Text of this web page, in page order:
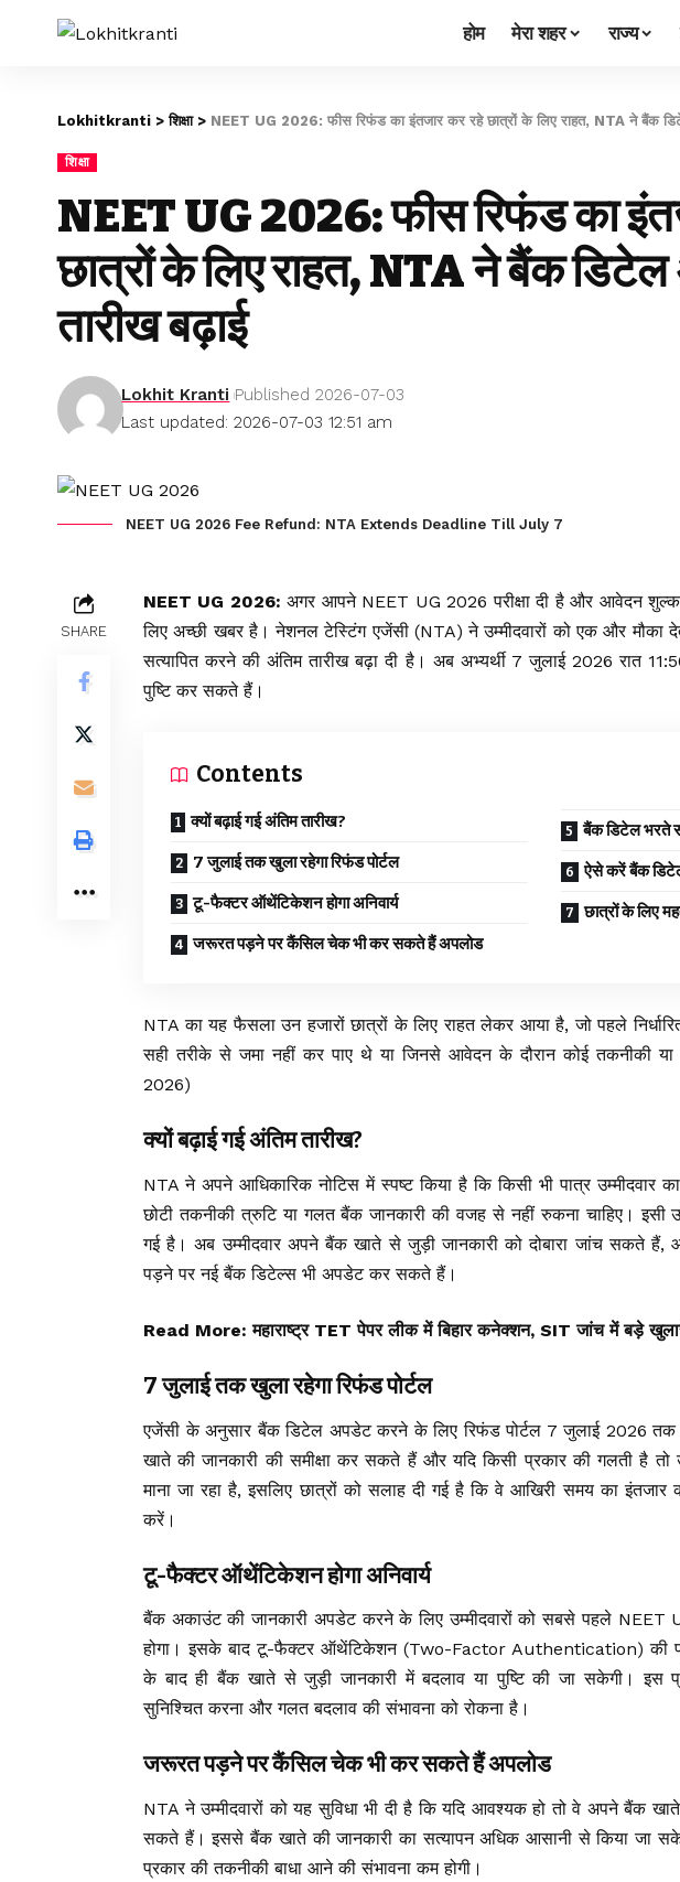
होम मेरा शहर राज्य
Lokhitkranti >शिक्षा> NEET UG 2026: फीस रिफंड का इंतजार कर रहे छात्रों के लिए राहत, NTA ने बैंक
शिक्षा
NEET UG 2026: फीस रिफंड का
छात्रों के लिए राहत, NTA ने बैंक
तारीख बढ़ाई
Last updated: 2026-07-03 12:51 am
Lokhit Kranti Published 2026-07-03
NEET UG 2026 Fee Refund: NTA Extends Deadline Till July 7
SHARE
NEET UG 2026: अगर आपने NEET UG 2026 परीक्षा दी है और आवेदन
लिए अच्छी खबर है। नेशनल टेस्टिंग एजेंसी (NTA) ने उम्मीदवारों को एक और मौका
सत्यापित करने की अंतिम तारीख बढ़ा दी है। अब अभ्यर्थी 7 जुलाई 2026 रात
पुष्टि कर सकते हैं।
Contents
क्यों बढ़ाई गई अंतिम तारीख?
7 जुलाई तक खुला रहेगा रिफंड पोर्टल
टू-फैक्टर ऑथेंटिकेशन होगा अनिवार्य
जरूरत पड़ने पर कैंसिल चेक भी कर सकते हैं अपलोड
बैंक डिटेल भरते
ऐसे करें बैंक
छात्रों के लिए
NTA का यह फैसला उन हजारों छात्रों के लिए राहत लेकर आया है, जो पहले
सही तरीके से जमा नहीं कर पाए थे या जिनसे आवेदन के दौरान कोई तकनीकी या
2026)
क्यों बढ़ाई गई अंतिम तारीख?
NTA ने अपने आधिकारिक नोटिस में स्पष्ट किया है कि किसी भी पात्र
छोटी तकनीकी त्रुटि या गलत बैंक जानकारी की वजह से नहीं रुकना चाहिए। इसी
गई है। अब उम्मीदवार अपने बैंक खाते से जुड़ी जानकारी को दोबारा जांच
पड़ने पर नई बैंक डिटेल्स भी अपडेट कर सकते हैं।
Read More:महाराष्ट्र TET पेपर लीक में बिहार कनेक्शन, SIT जांच में बड़े
7 जुलाई तक खुला रहेगा रिफंड पोर्टल
एजेंसी के अनुसार बैंक डिटेल अपडेट करने के लिए रिफंड पोर्टल 7 जुलाई 2026 तक
खाते की जानकारी की समीक्षा कर सकते हैं और यदि किसी प्रकार की गलती है
माना जा रहा है, इसलिए छात्रों को सलाह दी गई है कि वे आखिरी समय का
करें।
टू-फैक्टर ऑथेंटिकेशन होगा अनिवार्य
बैंक अकाउंट की जानकारी अपडेट करने के लिए उम्मीदवारों को सबसे पहले NEET
होगा। इसके बाद टू-फैक्टर ऑथेंटिकेशन (Two-Factor Authentication) की
के बाद ही बैंक खाते से जुड़ी जानकारी में बदलाव या पुष्टि की जा सकेगी। इस
सुनिश्चित करना और गलत बदलाव की संभावना को रोकना है।
जरूरत पड़ने पर कैंसिल चेक भी कर सकते हैं अपलोड
NTA ने उम्मीदवारों को यह सुविधा भी दी है कि यदि आवश्यक हो तो वे अपने बैंक
सकते हैं। इससे बैंक खाते की जानकारी का सत्यापन अधिक आसानी से किया जा
प्रकार की तकनीकी बाधा आने की संभावना कम होगी।